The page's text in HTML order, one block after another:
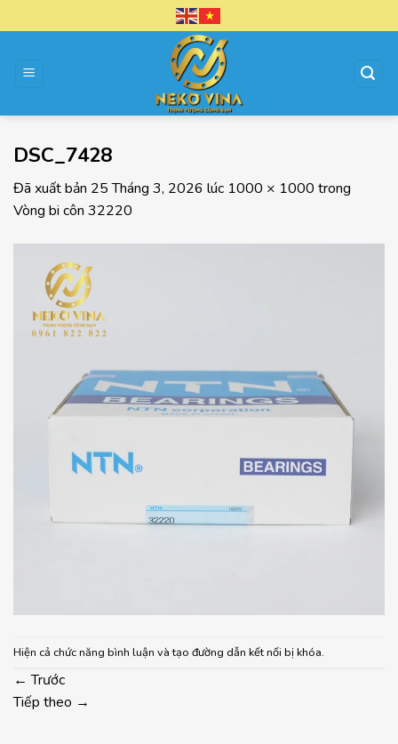
đến
dung
DSC_7428
Đã xuất bản 25 Tháng 3, 2026 lúc 1000 × 1000 trong
Vòng bi côn 32220
Hiện cả chức năng bình luận và tạo đường dẫn kết nối bị khóa.
← Trước
Tiếp theo →